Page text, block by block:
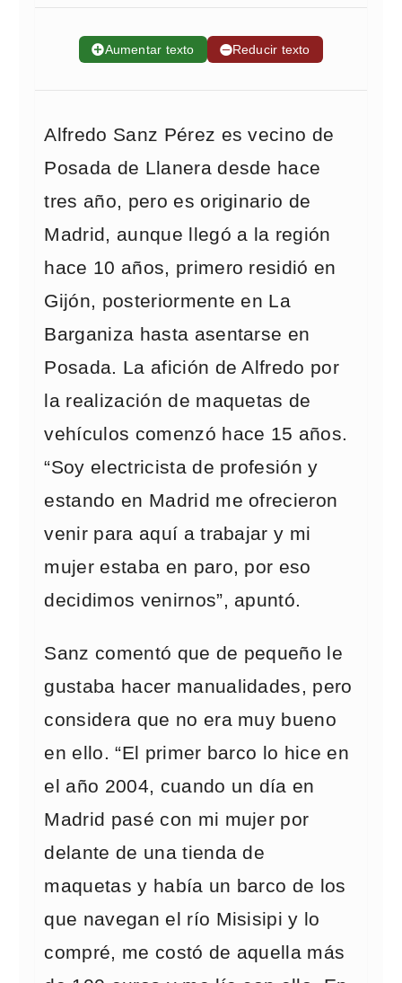
➕Aumentar texto ➖Reducir texto
Alfredo Sanz Pérez es vecino de
Posada de Llanera desde hace
tres año, pero es originario de
Madrid, aunque llegó a la región
hace 10 años, primero residió en
Gijón, posteriormente en La
Barganiza hasta asentarse en
Posada. La afición de Alfredo por
la realización de maquetas de
vehículos comenzó hace 15 años.
“Soy electricista de profesión y
estando en Madrid me ofrecieron
venir para aquí a trabajar y mi
mujer estaba en paro, por eso
decidimos venirnos”, apuntó.
Sanz comentó que de pequeño le
gustaba hacer manualidades, pero
considera que no era muy bueno
en ello. “El primer barco lo hice en
el año 2004, cuando un día en
Madrid pasé con mi mujer por
delante de una tienda de
maquetas y había un barco de los
que navegan el río Misisipi y lo
compré, me costó de aquella más